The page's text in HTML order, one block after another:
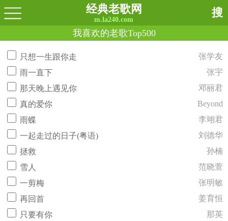
经典老歌网
m.la240.com
搜
我喜欢的老歌Top500
只想一生跟你走
张学友
雨一直下
张宇
那天晚上遇见你
邓丽君
真的爱你
Beyond
雨蝶
李翊君
一起走过的日子(粤语)
刘德华
拯救
孙楠
雪人
范晓萱
一剪梅
张明敏
再回首
姜育恒
只要有你
那英